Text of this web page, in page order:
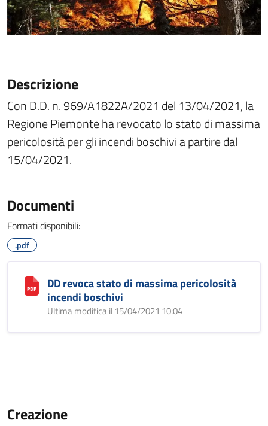
Descrizione
Con D.D. n. 969/A1822A/2021 del 13/04/2021, la
Regione Piemonte ha revocato lo stato di massima
pericolosità per gli incendi boschivi a partire dal
15/04/2021.
Documenti
Formati disponibili:
.pdf
DD revoca stato di massima pericolosità
incendi boschivi
Ultima modifica il 15/04/2021 10:04
Creazione